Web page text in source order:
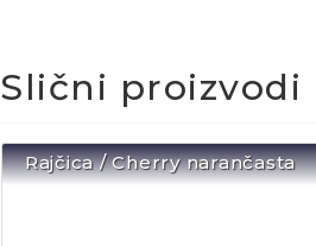
Slični proizvodi
Rajčica / Cherry narančasta